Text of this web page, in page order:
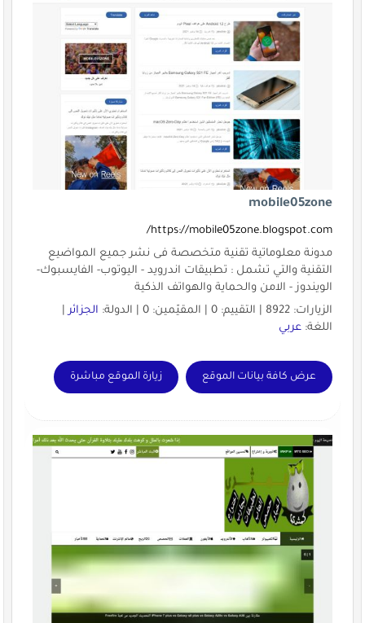
mobile05zone
https://mobile05zone.blogspot.com/
مدونة معلوماتية تقنية متخصصة فى نشر جميع المواضيع
التقنية والتي تشمل : تطبيقات اندرويد - اليوتوب- الفايسبوك-
الويندوز - الامن والحماية والهواتف الذكية
الزيارات: 8922 | التقييم: 0 | المقيّمين: 0 | الدولة:
الجزائر|
اللغة: عربي
عرض كافة بيانات الموقع زيارة الموقع مباشرة